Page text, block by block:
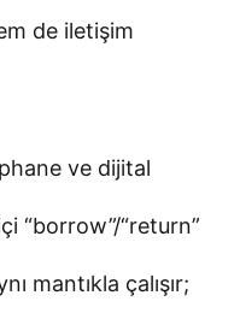
de iletişim
ve dijital
“borrow”/“return”
mantıkla çalışır;